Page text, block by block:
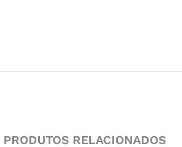
PRODUTOS RELACIONADOS